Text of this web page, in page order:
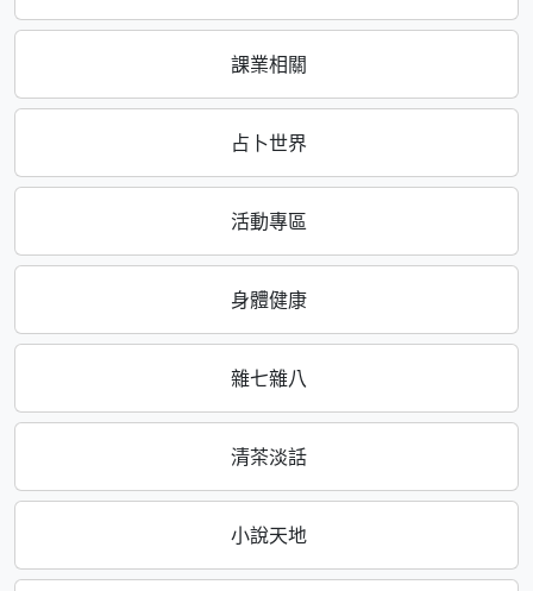
課業相關
占卜世界
活動專區
身體健康
雜七雜八
清茶淡話
小說天地